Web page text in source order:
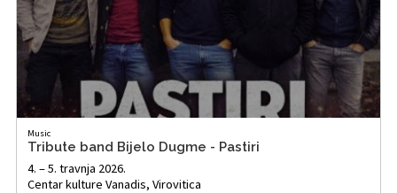
Music
Tribute band Bijelo Dugme - Pastiri
4. – 5. travnja 2026.
Centar kulture Vanadis, Virovitica